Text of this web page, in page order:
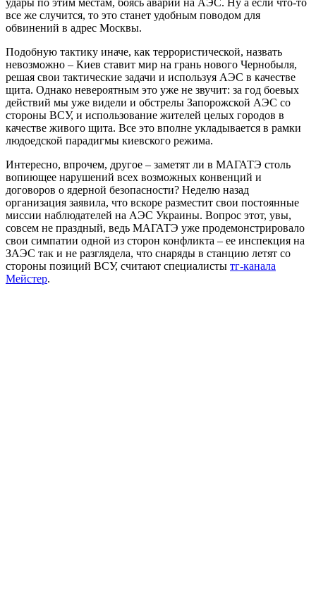
удары по этим местам, боясь аварии на АЭС. Ну а если что-то
все же случится, то это станет удобным поводом для
обвинений в адрес Москвы.
Подобную тактику иначе, как террористической, назвать
невозможно – Киев ставит мир на грань нового Чернобыля,
решая свои тактические задачи и используя АЭС в качестве
щита. Однако невероятным это уже не звучит: за год боевых
действий мы уже видели и обстрелы Запорожской АЭС со
стороны ВСУ, и использование жителей целых городов в
качестве живого щита. Все это вполне укладывается в рамки
людоедской парадигмы киевского режима.
Интересно, впрочем, другое – заметят ли в МАГАТЭ столь
вопиющее нарушений всех возможных конвенций и
договоров о ядерной безопасности? Неделю назад
организация заявила, что вскоре разместит свои постоянные
миссии наблюдателей на АЭС Украины. Вопрос этот, увы,
совсем не праздный, ведь МАГАТЭ уже продемонстрировало
свои симпатии одной из сторон конфликта – ее инспекция на
ЗАЭС так и не разглядела, что снаряды в станцию летят со
стороны позиций ВСУ, считают специалисты тг-канала
Мейстер.